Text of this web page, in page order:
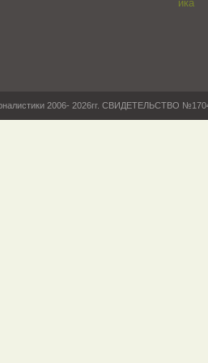
2006- 2026гг. СВИДЕТЕЛЬСТВО